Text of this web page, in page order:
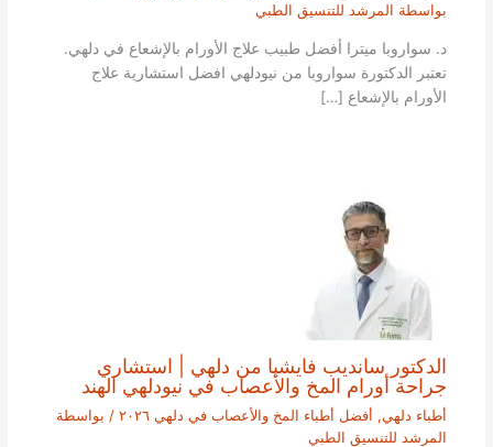
بواسطة المرشد للتنسيق الطبي
د. سواروبا ميترا أفضل طبيب علاج الأورام بالإشعاع في دلهي.
تعتبر الدكتورة سواروبا من نيودلهي افضل استشارية علاج
الأورام بالإشعاع […]
الدكتور سانديب فايشيا من دلهي | استشاري
جراحة أورام المخ والأعصاب في نيودلهي الهند
أطباء دلهي, أفضل أطباء المخ والأعصاب في دلهي ٢٠٢٦
/ بواسطة
المرشد للتنسيق الطبي